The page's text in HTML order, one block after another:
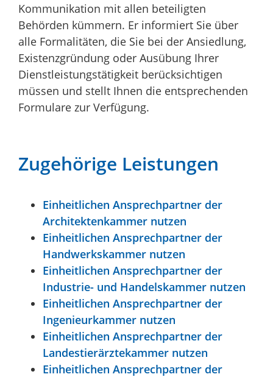
Kommunikation mit allen beteiligten
Behörden kümmern. Er informiert Sie über
alle Formalitäten, die Sie bei der Ansiedlung,
Existenzgründung oder Ausübung Ihrer
Dienstleistungstätigkeit berücksichtigen
müssen und stellt Ihnen die entsprechenden
Formulare zur Verfügung.
Zugehörige Leistungen
Einheitlichen Ansprechpartner der
Architektenkammer nutzen
Einheitlichen Ansprechpartner der
Handwerkskammer nutzen
Einheitlichen Ansprechpartner der
Industrie- und Handelskammer nutzen
Einheitlichen Ansprechpartner der
Ingenieurkammer nutzen
Einheitlichen Ansprechpartner der
Landestierärztekammer nutzen
Einheitlichen Ansprechpartner der